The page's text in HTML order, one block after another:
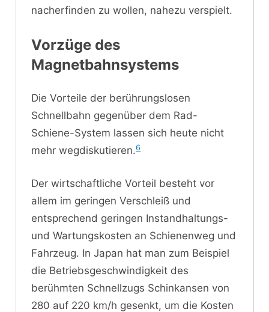
nacherfinden zu wollen, nahezu verspielt.
Vorzüge des
Magnetbahnsystems
Die Vorteile der berührungslosen
Schnellbahn gegenüber dem Rad-
Schiene-System lassen sich heute nicht
mehr wegdiskutieren.6
Der wirtschaftliche Vorteil besteht vor
allem im geringen Verschleiß und
entsprechend geringen Instandhaltungs-
und Wartungskosten an Schienenweg und
Fahrzeug. In Japan hat man zum Beispiel
die Betriebsgeschwindigkeit des
berühmten Schnellzugs Schinkansen von
280 auf 220 km/h gesenkt, um die Kosten